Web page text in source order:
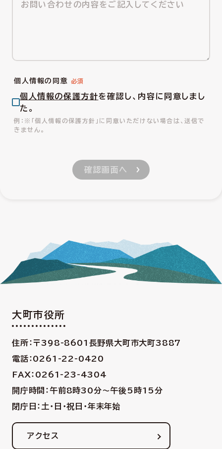
個人情報の同意
個人情報の保護方針を確認し、内容に同意しまし
た。
※「個人情報の保護方針」に同意いただけない場合は、送信で
きません。
大町市役所
住所：〒398-8601 長野県大町市大町3887
電話：0261-22-0420
FAX：0261-23-4304
開庁時間：午前8時30分〜午後5時15分
閉庁日：土・日・祝日・年末年始
アクセス